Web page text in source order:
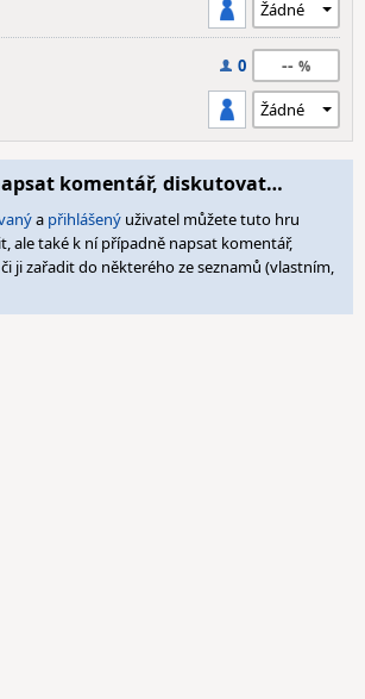
0 --
komentář, diskutovat…
a přihlášený uživatel můžete tuto hru
ale také k ní případně napsat komentář,
ji zařadit do některého ze seznamů (vlastním,